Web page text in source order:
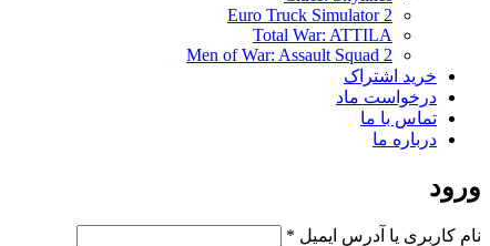
Euro Truck Simulator 2
Total War: ATTILA
Men of War: Assault Squad 2
خرید اشتراک
درخواست ماد
تماس با ما
درباره ما
ورود
نام کاربری یا آدرس ایمیل *